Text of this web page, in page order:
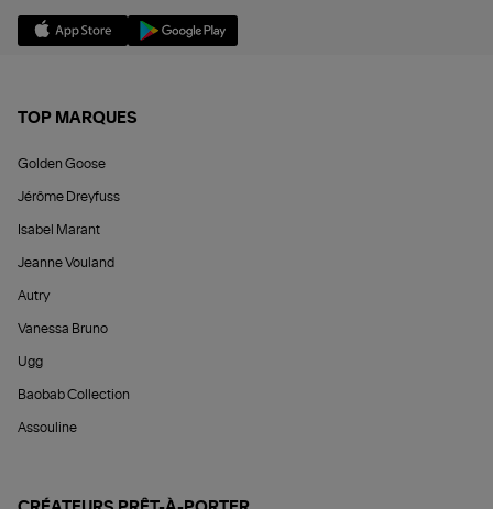
TOP MARQUES
Golden Goose
Jérôme Dreyfuss
Isabel Marant
Jeanne Vouland
Autry
Vanessa Bruno
Ugg
Baobab Collection
Assouline